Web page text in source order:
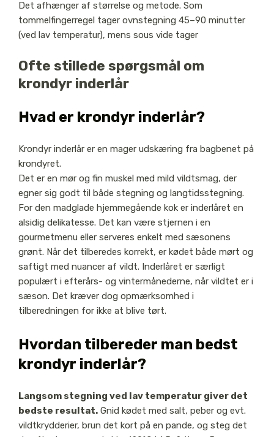
Det afhænger af størrelse og metode. Som
tommelfingerregel tager ovnstegning 45–90 minutter
(ved lav temperatur), mens sous vide tager
Ofte stillede spørgsmål om
krondyr inderlår
Hvad er krondyr inderlår?
Krondyr inderlår er en mager udskæring fra bagbenet på
krondyret.
Det er en mør og fin muskel med mild vildtsmag, der
egner sig godt til både stegning og langtidsstegning.
For den madglade hjemmegående kok er inderlåret en
alsidig delikatesse. Det kan være stjernen i en
gourmetmenu eller serveres enkelt med sæsonens
grønt. Når det tilberedes korrekt, er kødet både mørt og
saftigt med nuancer af vildt. Inderlåret er særligt
populært i efterårs- og vintermånederne, når vildtet er i
sæson. Det kræver dog opmærksomhed i
tilberedningen for ikke at blive tørt.
Hvordan tilbereder man bedst
krondyr inderlår?
Langsom stegning ved lav temperatur giver det
bedste resultat.Gnid kødet med salt, peber og evt.
vildtkrydderier, brun det kort på en pande, og steg det